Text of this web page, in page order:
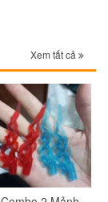
Xem tất cả